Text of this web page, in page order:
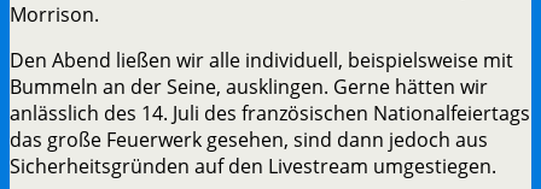
Morrison.
Den Abend ließen wir alle individuell, beispielsweise mit
Bummeln an der Seine, ausklingen. Gerne hätten wir
anlässlich des 14. Juli des französischen Nationalfeiertags
das große Feuerwerk gesehen, sind dann jedoch aus
Sicherheitsgründen auf den Livestream umgestiegen.